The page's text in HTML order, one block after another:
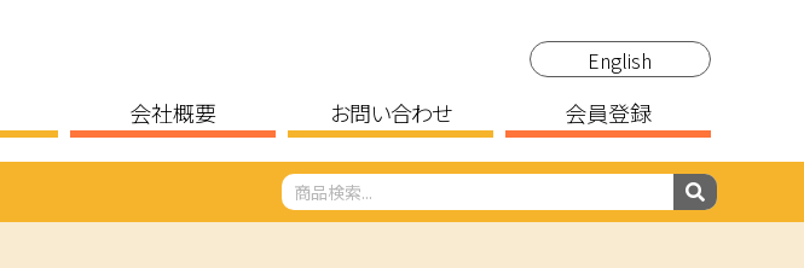
会社概要 お問い合わせ
English
会員登録